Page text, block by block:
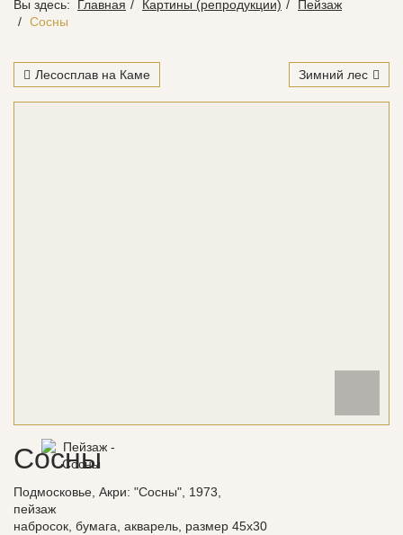
Вы здесь: Главная Картины (репродукции)
Пейзаж
Сосны
Лесосплав на Каме Зимний лес
Сосны
Подмосковье, Акри: "Сосны", 1973,
пейзаж
набросок, бумага, акварель, размер 45х30